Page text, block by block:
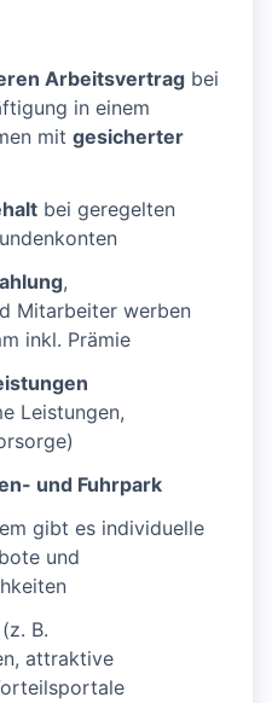
Arbeitsvertrag bei
in einem
mit gesicherter
bei geregelten
,
Mitarbeiter werben
inkl. Prämie
Leistungen,
und Fuhrpark
gibt es individuelle
und
(z. B.
attraktive